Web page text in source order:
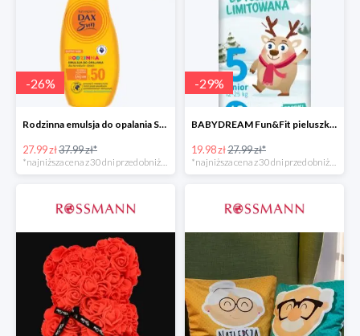
-26%
Rodzinna emulsja do opalania SPF 50
27.99 zł37.99 zł*
*najniższa cena z 30 dni przed obniżką
-29%
BABYDREAM Fun&Fit pieluszki jednorazowe Junior 5
19.98 zł27.99 zł*
*najniższa cena z 30 dni przed obniżką